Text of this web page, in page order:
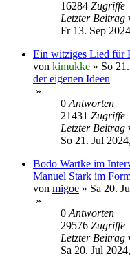
16284 Zugriffe
Letzter Beitrag
Fr 13. Sep
Ein witziges Lied für
von kimukke » So
der eigenen Ideen
»
0Antworten
21431 Zugriffe
Letzter Beitrag
So 21. Jul
Bodo Wartke im
Manuel Stark im
von migoe » Sa 20.
»
0Antworten
29576 Zugriffe
Letzter Beitrag
Sa 20. Jul